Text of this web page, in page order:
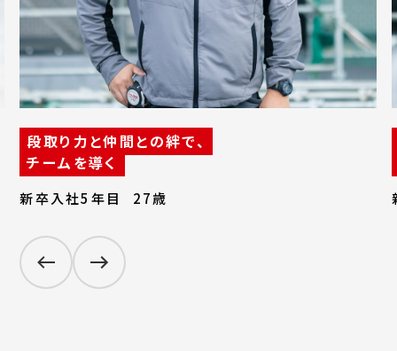
段取り力と仲間との絆で、
チームを導く
新卒入社5年目 ――― 27歳